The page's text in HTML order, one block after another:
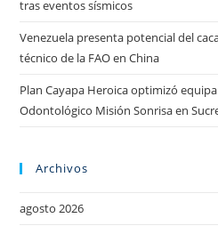
tras eventos sísmicos
Venezuela presenta potencial del
técnico de la FAO en China
Plan Cayapa Heroica optimizó
Odontológico Misión Sonrisa en
Archivos
agosto 2026